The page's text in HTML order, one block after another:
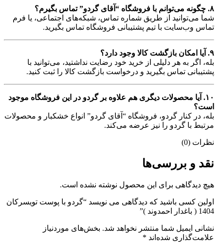
۸. چگونه می‌توانم با فروشگاه “آقای گردو” تماس بگیرم؟
شما می‌توانید از طریق شماره تماس، شبکه‌های اجتماعی، یا فرم
تماس وب‌سایت با تیم پشتیبانی فروشگاه تماس بگیرید.
۹. آیا امکان بازگشت کالا وجود دارد؟
بله، اگر به هر دلیلی از خرید خود رضایت نداشتید، می‌توانید با
پشتیبانی تماس بگیرید و درخواست بازگشت کالا را ثبت کنید.
۱۰. آیا محصولات دیگری هم علاوه بر گردو در این فروشگاه موجود
است؟
بله، در کنار گردو، فروشگاه “آقای گردو” انواع خشکبار و محصولات
مرتبط با گردو را نیز عرضه می‌کند.
نظرات (0)
نقد و بررسی‌ها
هیچ دیدگاهی برای این محصول نوشته نشده است.
اولین کسی باشید که دیدگاهی می نویسد “گردو با پوست تویسرکان
1404 ( باغدار احمدوند )”
نشانی ایمیل شما منتشر نخواهد شد. بخش‌های موردنیاز
علامت‌گذاری شده‌اند *